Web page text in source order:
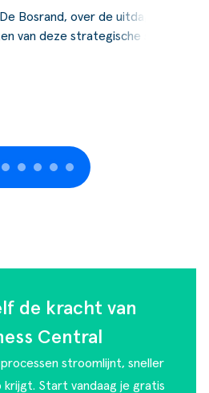
Bosrand, over de uitdagingen,
van deze strategische stap naar
de kracht van
Central
stroomlijnt, sneller
Start vandaag je gratis